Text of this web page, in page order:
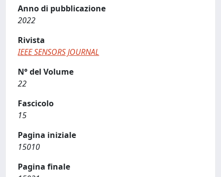
Anno di pubblicazione
2022
Rivista
IEEE SENSORS JOURNAL
N° del Volume
22
Fascicolo
15
Pagina iniziale
15010
Pagina finale